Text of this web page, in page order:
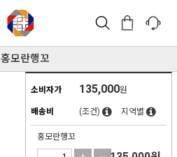
홍모란행꼬
소비자가 135,000원
배송비 (조건) 지역별
홍모란행꼬